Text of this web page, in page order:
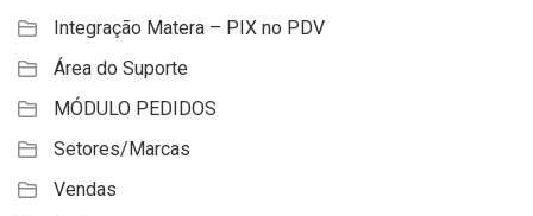
Integração Matera – PIX no PDV
Área do Suporte
MÓDULO PEDIDOS
Setores/Marcas
Vendas